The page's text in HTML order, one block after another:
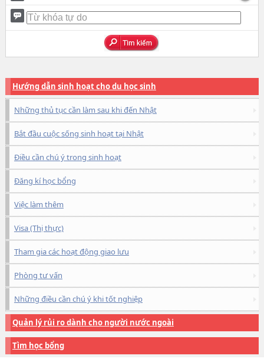
Hướng dẫn sinh hoạt cho du học sinh
Những thủ tục cần làm sau khi đến Nhật
Bắt đầu cuộc sống sinh hoạt tại Nhật
Điều cần chú ý trong sinh hoạt
Đăng kí học bổng
Việc làm thêm
Visa (Thị thực)
Tham gia các hoạt động giao lưu
Phòng tư vấn
Những điều cần chú ý khi tốt nghiệp
Quản lý rủi ro dành cho người nước ngoài
Tìm học bổng